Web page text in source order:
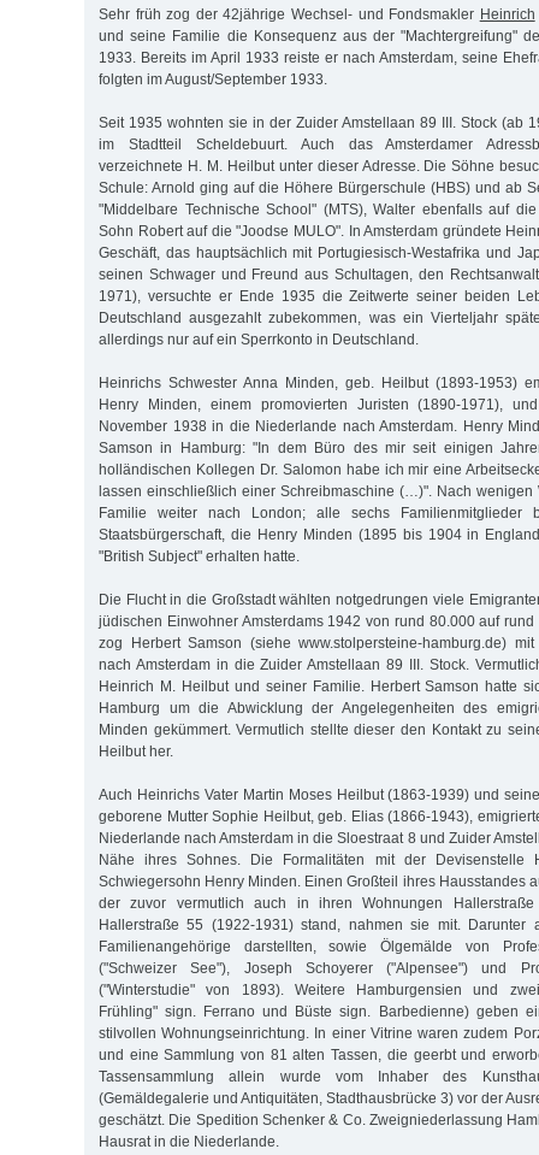
Sehr früh zog der 42jährige Wechsel- und Fondsmakler Heinrich
und seine Familie die Konsequenz aus der "Machtergreifung"
1933. Bereits im April 1933 reiste er nach Amsterdam, seine
folgten im August/September 1933.
Seit 1935 wohnten sie in der Zuider Amstellaan 89 III. Stock (ab
im Stadtteil Scheldebuurt. Auch das Amsterdamer
verzeichnete H. M. Heilbut unter dieser Adresse. Die Söhne
Schule: Arnold ging auf die Höhere Bürgerschule (HBS) und ab
"Middelbare Technische School" (MTS), Walter ebenfalls auf
Sohn Robert auf die "Joodse MULO". In Amsterdam gründete
Geschäft, das hauptsächlich mit Portugiesisch-Westafrika und
seinen Schwager und Freund aus Schultagen, den
1971), versuchte er Ende 1935 die Zeitwerte seiner beiden
Deutschland ausgezahlt zubekommen, was ein Vierteljahr
allerdings nur auf ein Sperrkonto in Deutschland.
Heinrichs Schwester Anna Minden, geb. Heilbut (1893-1953)
Henry Minden, einem promovierten Juristen (1890-1971),
November 1938 in die Niederlande nach Amsterdam. Henry
Samson in Hamburg: "In dem Büro des mir seit einigen
holländischen Kollegen Dr. Salomon habe ich mir eine
lassen einschließlich einer Schreibmaschine (…)". Nach wenigen
Familie weiter nach London; alle sechs Familienmitglieder
Staatsbürgerschaft, die Henry Minden (1895 bis 1904 in
"British Subject" erhalten hatte.
Die Flucht in die Großstadt wählten notgedrungen viele
jüdischen Einwohner Amsterdams 1942 von rund 80.000 auf
zog Herbert Samson (siehe www.stolpersteine-hamburg.de)
nach Amsterdam in die Zuider Amstellaan 89 III. Stock.
Heinrich M. Heilbut und seiner Familie. Herbert Samson hatte
Hamburg um die Abwicklung der Angelegenheiten des
Minden gekümmert. Vermutlich stellte dieser den Kontakt zu
Heilbut her.
Auch Heinrichs Vater Martin Moses Heilbut (1863-1939) und
geborene Mutter Sophie Heilbut, geb. Elias (1866-1943),
Niederlande nach Amsterdam in die Sloestraat 8 und Zuider
Nähe ihres Sohnes. Die Formalitäten mit der Devisenstelle
Schwiegersohn Henry Minden. Einen Großteil ihres Hausstandes
der zuvor vermutlich auch in ihren Wohnungen
Hallerstraße 55 (1922-1931) stand, nahmen sie mit. Darunter
Familienangehörige darstellten, sowie Ölgemälde von
("Schweizer See"), Joseph Schoyerer ("Alpensee") und
("Winterstudie" von 1893). Weitere Hamburgensien und
Frühling" sign. Ferrano und Büste sign. Barbedienne) geben
stilvollen Wohnungseinrichtung. In einer Vitrine waren zudem
und eine Sammlung von 81 alten Tassen, die geerbt und
Tassensammlung allein wurde vom Inhaber des
(Gemäldegalerie und Antiquitäten, Stadthausbrücke 3) vor der
geschätzt. Die Spedition Schenker & Co. Zweigniederlassung
Hausrat in die Niederlande.